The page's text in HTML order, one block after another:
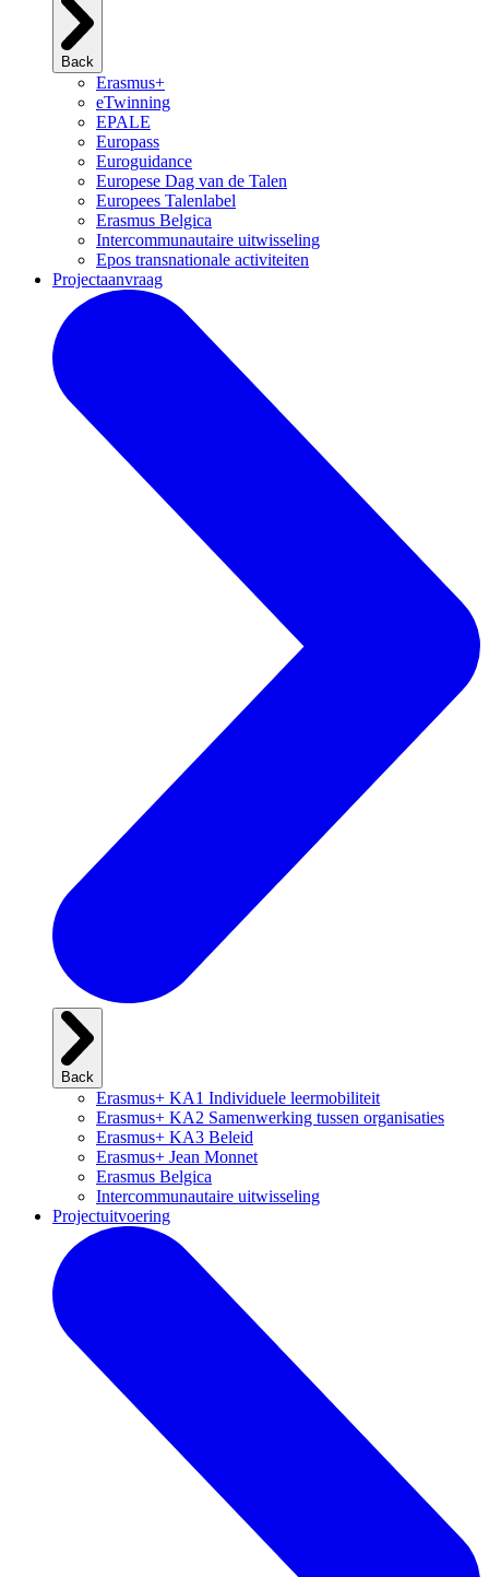
Back
Erasmus+
eTwinning
EPALE
Europass
Euroguidance
Europese Dag van de Talen
Europees Talenlabel
Erasmus Belgica
Intercommunautaire uitwisseling
Epos transnationale activiteiten
Projectaanvraag
Back
Erasmus+ KA1 Individuele leermobiliteit
Erasmus+ KA2 Samenwerking tussen organisaties
Erasmus+ KA3 Beleid
Erasmus+ Jean Monnet
Erasmus Belgica
Intercommunautaire uitwisseling
Projectuitvoering